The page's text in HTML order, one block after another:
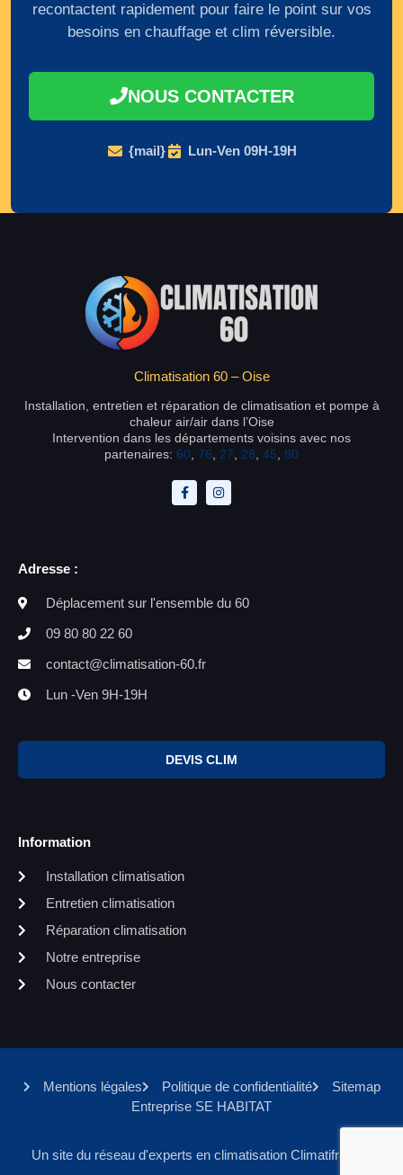
recontactent rapidement pour faire le point sur vos
besoins en chauffage et clim réversible.
NOUS CONTACTER
{mail} Lun-Ven 09H-19H
Climatisation 60 – Oise
Installation, entretien et réparation de climatisation et pompe à
chaleur air/air dans l’Oise
Intervention dans les départements voisins avec nos
partenaires: 60 76 27 28 45 80
Adresse :
Déplacement sur l'ensemble du 60
09 80 80 22 60
contact@climatisation-60.fr
Lun -Ven 9H-19H
DEVIS CLIM
Information
Installation climatisation
Entretien climatisation
Réparation climatisation
Notre entreprise
Nous contacter
Mentions légales Politique de confidentialité
Sitemap
Entreprise SE HABITAT
Un site du réseau d'experts en climatisation Climatifrance.